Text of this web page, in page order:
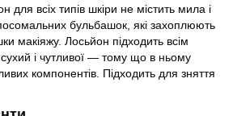
всіх типів шкіри не містить мила і
бульбашок, які захоплюють
макіяжу. Лосьйон підходить всім
і чутливої ​​— тому що в ньому
компонентів. Підходить для зняття